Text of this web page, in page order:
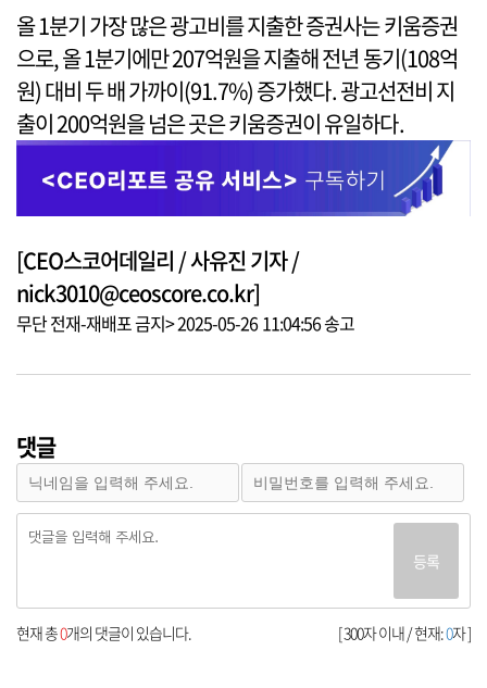
올 1분기 가장 많은 광고비를 지출한 증권사는 키움증권
으로, 올 1분기에만 207억원을 지출해 전년 동기(108억
원) 대비 두 배 가까이(91.7%) 증가했다. 광고선전비 지
출이 200억원을 넘은 곳은 키움증권이 유일하다.
[CEO스코어데일리 / 사유진 기자 /
nick3010@ceoscore.co.kr]
무단 전재-재배포 금지> 2025-05-26 11:04:56 송고
댓글
등록
[ 300자 이내 / 현재:0자 ]
현재 총0개의 댓글이 있습니다.